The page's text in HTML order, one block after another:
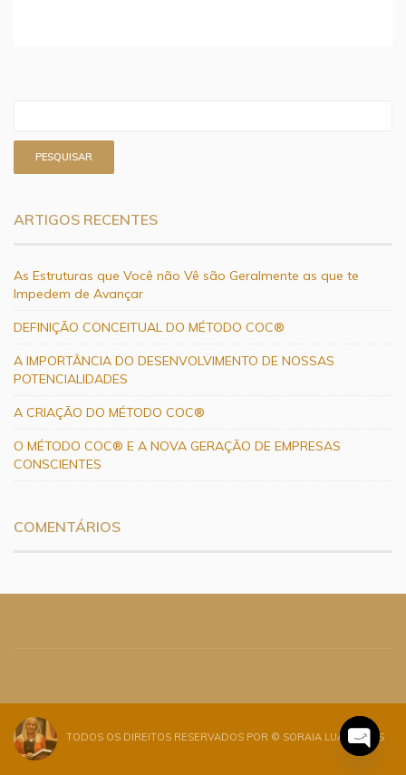
ARTIGOS RECENTES
As Estruturas que Você não Vê são Geralmente as que te
Impedem de Avançar
DEFINIÇÃO CONCEITUAL DO MÉTODO COC®
A IMPORTÂNCIA DO DESENVOLVIMENTO DE NOSSAS
POTENCIALIDADES
A CRIAÇÃO DO MÉTODO COC®
O MÉTODO COC® E A NOVA GERAÇÃO DE EMPRESAS
CONSCIENTES
COMENTÁRIOS
TODOS OS DIREITOS RESERVADOS POR © SORAIA LUANA REIS